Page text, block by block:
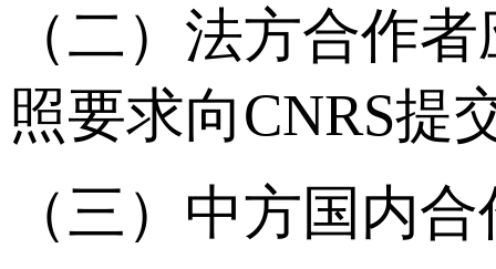
（二）法方合作
照要求向CNRS提
（三）中方国内